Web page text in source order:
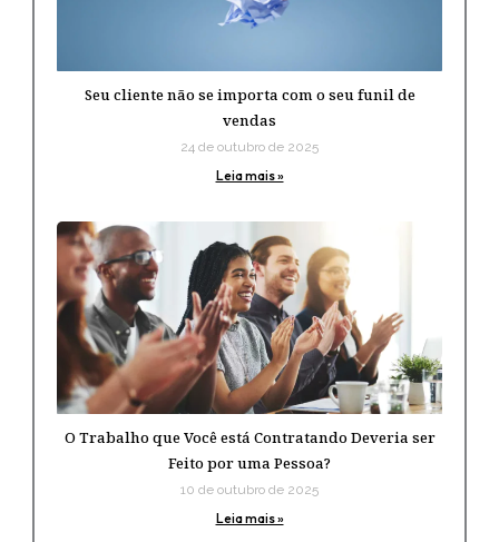
Seu cliente não se importa com o seu funil de
vendas
24 de outubro de 2025
Leia mais »
O Trabalho que Você está Contratando Deveria ser
Feito por uma Pessoa?
10 de outubro de 2025
Leia mais »